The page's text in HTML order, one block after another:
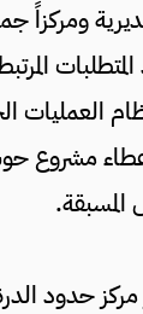
لـ 14 مديرية
العمليات
عطاء مشروع
المسبقة.
حدود